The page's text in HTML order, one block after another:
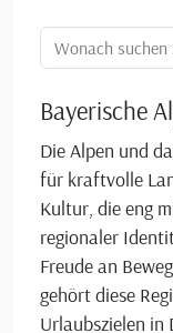
Ortssuche:
Bayerische
Die Alpen und
für kraftvolle
Kultur, die eng
regionaler
Freude an
gehört diese
Urlaubszielen in